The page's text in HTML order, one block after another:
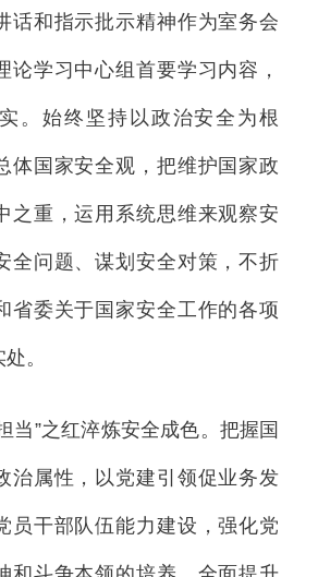
话和指示批示精神作为室务会
论学习中心组首要学习内容，
。始终坚持以政治安全为根
体国家安全观，把维护国家政
之重，运用系统思维来观察安
全问题、谋划安全对策，不折
省委关于国家安全工作的各项
。
”之红淬炼安全成色。把握国
治属性，以党建引领促业务发
员干部队伍能力建设，强化党